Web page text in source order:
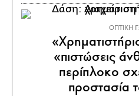
ΟΠΤΙΚΗ
«πιστώσεις
περίπλοκο
προστασία